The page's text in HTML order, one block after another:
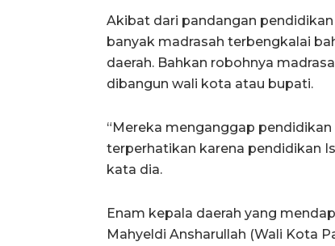
Akibat dari pandangan
banyak madrasah terbengkalai
daerah. Bahkan robohnya
dibangun wali kota atau bupati.
“Mereka menganggap
terperhatikan karena pendidikan
kata dia.
Enam kepala daerah yang
Mahyeldi Ansharullah (Wali Kota